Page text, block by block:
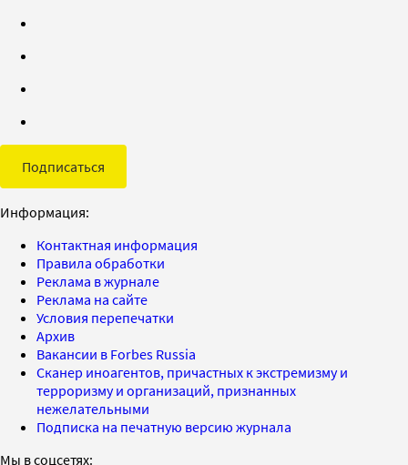
Подписаться
Информация:
Контактная информация
Правила обработки
Реклама в журнале
Реклама на сайте
Условия перепечатки
Архив
Вакансии в Forbes Russia
Сканер иноагентов, причастных к экстремизму и
терроризму и организаций, признанных
нежелательными
Подписка на печатную версию журнала
Мы в соцсетях: